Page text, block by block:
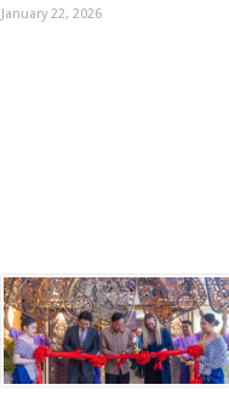
January 22, 2026